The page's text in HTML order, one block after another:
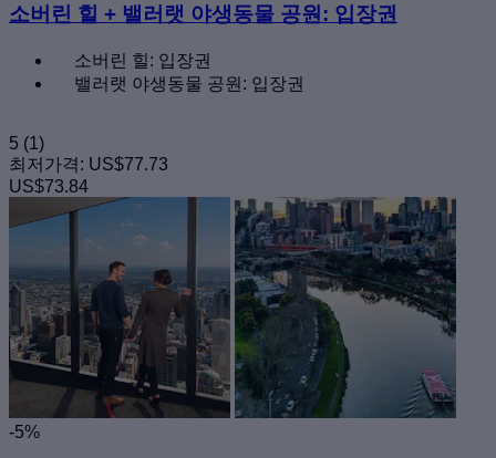
소버린 힐 + 밸러랫 야생동물 공원: 입장권
소버린 힐: 입장권
밸러랫 야생동물 공원: 입장권
5 (1)
최저가격: US$77.73
US$73.84
-5%